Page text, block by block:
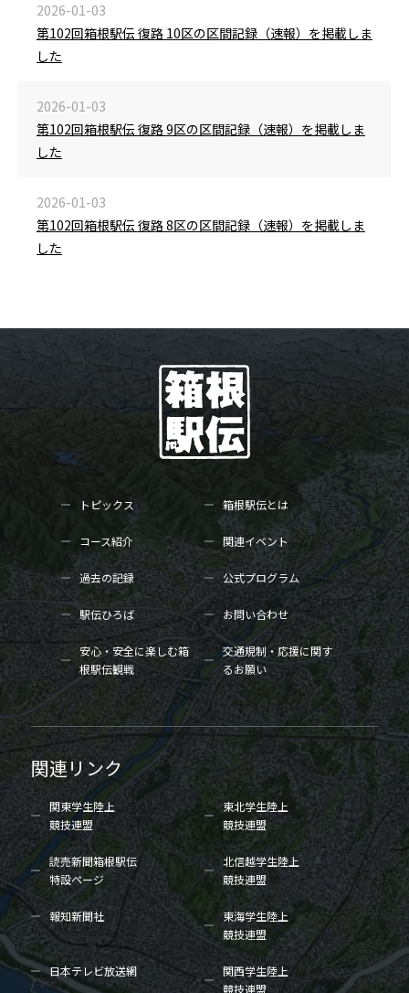
2026-01-03
第102回箱根駅伝 復路 10区の区間記録（速報）を掲載しま
した
2026-01-03
第102回箱根駅伝 復路 9区の区間記録（速報）を掲載しま
した
2026-01-03
第102回箱根駅伝 復路 8区の区間記録（速報）を掲載しま
した
トピックス 箱根駅伝とは
コース紹介 関連イベント
過去の記録 公式プログラム
駅伝ひろば お問い合わせ
安心・安全に楽しむ箱
根駅伝観戦
交通規制・応援に関す
るお願い
関連リンク
関東学生陸上
競技連盟
東北学生陸上
競技連盟
読売新聞箱根駅伝
特設ページ
北信越学生陸上
競技連盟
報知新聞社
東海学生陸上
競技連盟
日本テレビ放送網
関西学生陸上
競技連盟